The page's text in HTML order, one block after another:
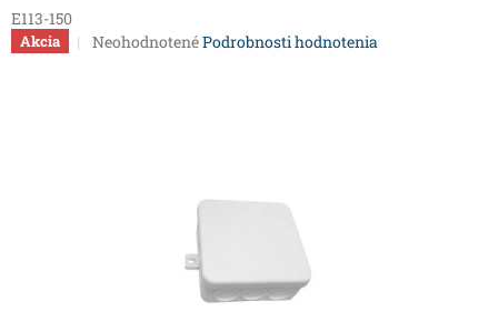
E113-150
Akcia
Priemerné
NeohodnotenéPodrobnosti hodnotenia